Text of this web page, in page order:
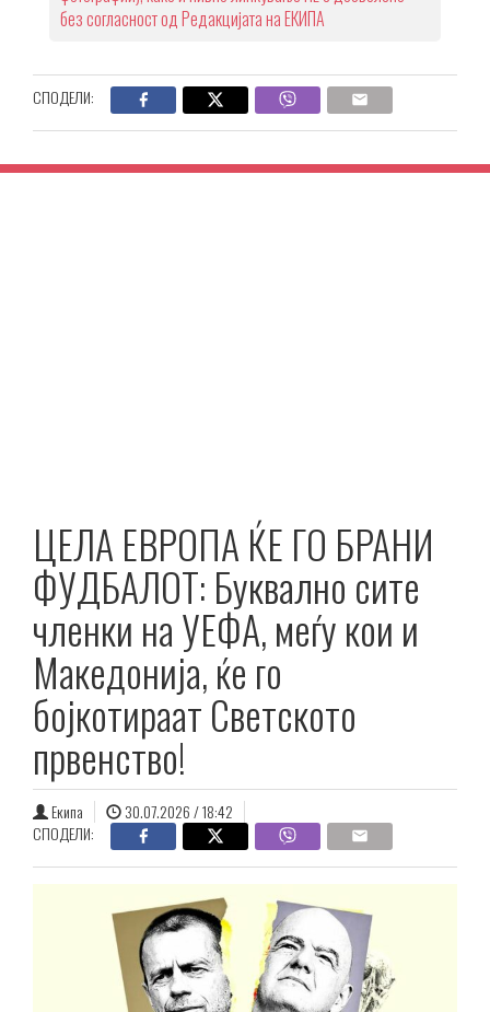
без согласност од Редакцијата на ЕКИПА
СПОДЕЛИ:
ЦЕЛА ЕВРОПА ЌЕ ГО БРАНИ
ФУДБАЛОТ: Буквално сите
членки на УЕФА, меѓу кои и
Македонија, ќе го
бојкотираат Светското
првенство!
Екипа
30.07.2026 / 18:42
СПОДЕЛИ: